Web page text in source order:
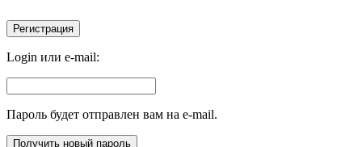
Login или e-mail:
Пароль будет отправлен вам на e-mail.